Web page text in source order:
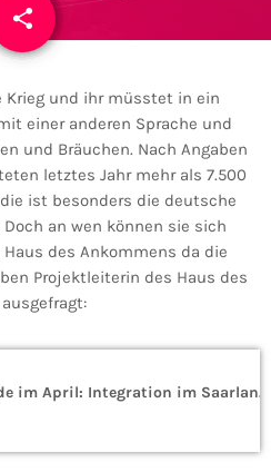
share
email
Krieg und ihr müsstet in ein
einer anderen Sprache und
und Bräuchen. Nach Angaben
letztes Jahr mehr als 7.500
ist besonders die deutsche
an wen können sie sich
des Ankommens da die
Projektleiterin des Haus des
Helfende Hände im April: Integration im Saarland fördern